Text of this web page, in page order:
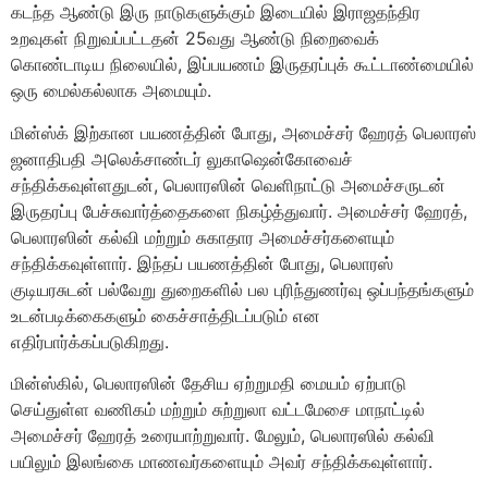
கடந்த ஆண்டு இரு நாடுகளுக்கும் இடையில் இராஜதந்திர
உறவுகள் நிறுவப்பட்டதன் 25வது ஆண்டு நிறைவைக்
கொண்டாடிய நிலையில், இப்பயணம் இருதரப்புக் கூட்டாண்மையில்
ஒரு மைல்கல்லாக அமையும்.
மின்ஸ்க் இற்கான பயணத்தின் போது, அமைச்சர் ஹேரத் பெலாரஸ்
ஜனாதிபதி அலெக்சாண்டர் லுகாஷென்கோவைச்
சந்திக்கவுள்ளதுடன், பெலாரஸின் வெளிநாட்டு அமைச்சருடன்
இருதரப்பு பேச்சுவார்த்தைகளை நிகழ்த்துவார். அமைச்சர் ஹேரத்,
பெலாரஸின் கல்வி மற்றும் சுகாதார அமைச்சர்களையும்
சந்திக்கவுள்ளார். இந்தப் பயணத்தின் போது, பெலாரஸ்
குடியரசுடன் பல்வேறு துறைகளில் பல புரிந்துணர்வு ஒப்பந்தங்களும்
உடன்படிக்கைகளும் கைச்சாத்திடப்படும் என
எதிர்பார்க்கப்படுகிறது.
மின்ஸ்கில், பெலாரஸின் தேசிய ஏற்றுமதி மையம் ஏற்பாடு
செய்துள்ள வணிகம் மற்றும் சுற்றுலா வட்டமேசை மாநாட்டில்
அமைச்சர் ஹேரத் உரையாற்றுவார். மேலும், பெலாரஸில் கல்வி
பயிலும் இலங்கை மாணவர்களையும் அவர் சந்திக்கவுள்ளார்.